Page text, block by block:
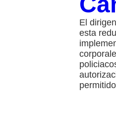
El
esta